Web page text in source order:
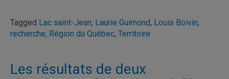
Tagged Lac saint-Jean, Laurie Guimond, Louis Boivin,
recherche, Région du Québec, Territoire
Les résultats de deux